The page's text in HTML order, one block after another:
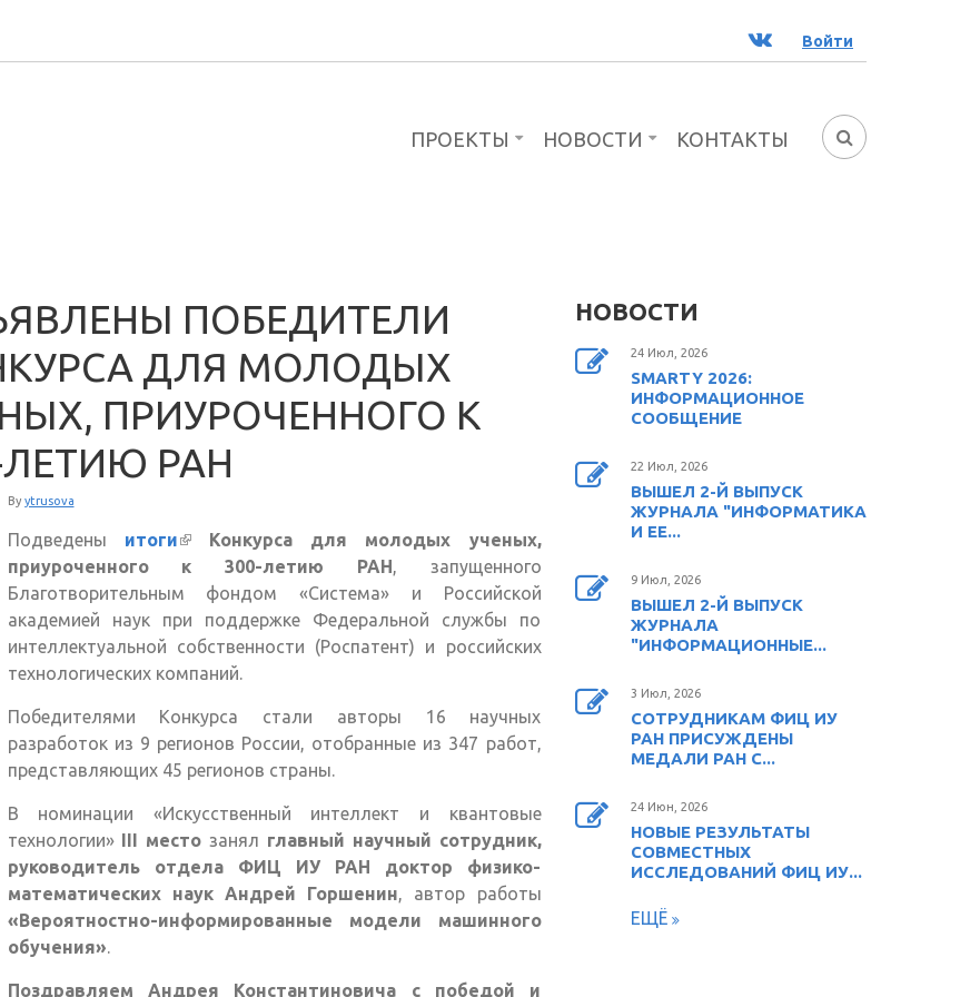
ВК Войти
ФОРМА
ПРОЕКТЫ НОВОСТИ КОНТАКТЫ
ПОБЕДИТЕЛИ
ДЛЯ МОЛОДЫХ
ПРИУРОЧЕННОГО К
ЛЕТИЮ РАН
By ytrusova
Подведены итоги(внешняя ссылка)
Конкурса для молодых ученых,
приуроченного к 300-летию РАН, запущенного
Благотворительным фондом «Система» и Российской
академией наук при поддержке Федеральной службы по
интеллектуальной собственности (Роспатент) и российских
технологических компаний.
Победителями Конкурса стали авторы 16 научных
разработок из 9 регионов России, отобранные из 347 работ,
представляющих 45 регионов страны.
В номинации «Искусственный интеллект и квантовые
технологии» III место занял главный научный сотрудник,
руководитель отдела ФИЦ ИУ РАН доктор физико-
математических наук Андрей Горшенин, автор работы
«Вероятностно-информированные модели машинного
обучения».
Поздравляем Андрея Константиновича с победой и
НОВОСТИ
24 Июл, 2026
SMARTY 2026:
ИНФОРМАЦИОННОЕ
СООБЩЕНИЕ
22 Июл, 2026
ВЫШЕЛ 2-Й ВЫПУСК
ЖУРНАЛА "ИНФОРМАТИКА
И ЕЕ...
9 Июл, 2026
ВЫШЕЛ 2-Й ВЫПУСК
ЖУРНАЛА
"ИНФОРМАЦИОННЫЕ...
3 Июл, 2026
СОТРУДНИКАМ ФИЦ ИУ
РАН ПРИСУЖДЕНЫ
МЕДАЛИ РАН С...
24 Июн, 2026
НОВЫЕ РЕЗУЛЬТАТЫ
СОВМЕСТНЫХ
ИССЛЕДОВАНИЙ ФИЦ ИУ...
ЕЩЁ